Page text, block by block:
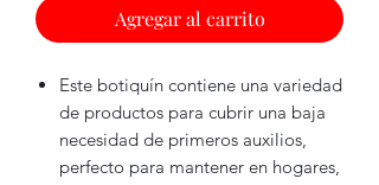
Agregar al carrito
Este botiquín contiene una variedad
de productos para cubrir una baja
necesidad de primeros auxilios,
perfecto para mantener en hogares,